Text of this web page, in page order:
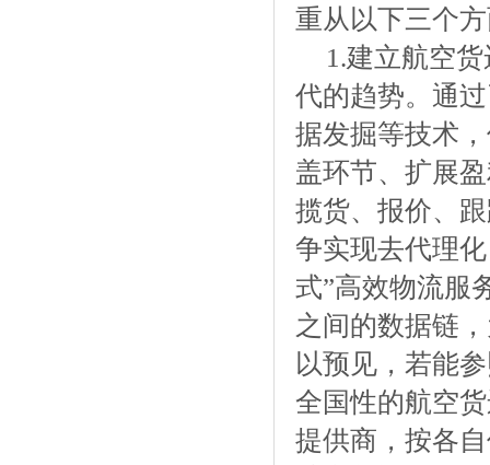
重从以下三个
1.建立航空
代的趋势。通
据发掘等技术
盖环节、扩展
揽货、报价、
争实现去代理
式”高效物流服
之间的数据链
以预见，若能
全国性的航空
提供商，按各